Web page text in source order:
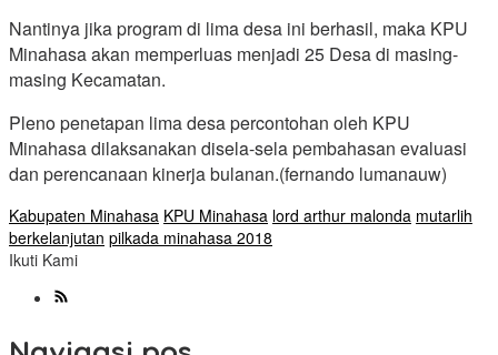
Nantinya jika program di lima desa ini berhasil, maka KPU
Minahasa akan memperluas menjadi 25 Desa di masing-
masing Kecamatan.
Pleno penetapan lima desa percontohan oleh KPU
Minahasa dilaksanakan disela-sela pembahasan evaluasi
dan perencanaan kinerja bulanan.(fernando lumanauw)
Kabupaten Minahasa KPU Minahasa lord arthur malonda mutarlih
berkelanjutan pilkada minahasa 2018
Ikuti Kami